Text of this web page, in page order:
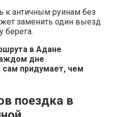
к античным руинам без
заменить один выезд
берега.
в Адане
дне
сам придумает, чем
поездка в